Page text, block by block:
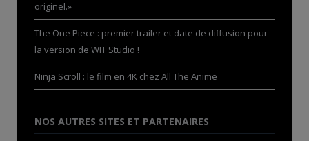
originel.»
The One Piece : premier trailer et date de diffusion pour
la version de WIT Studio !
Ninja Scroll : le film en 4K chez All The Anime
NOS AUTRES SITES ET PARTENAIRES